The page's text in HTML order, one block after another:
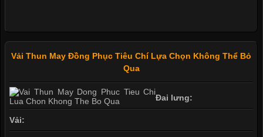
Vải Thun May Đồng Phục Tiêu Chí Lựa Chọn Không Thể Bỏ
Qua
Đai lưng:
Vải: